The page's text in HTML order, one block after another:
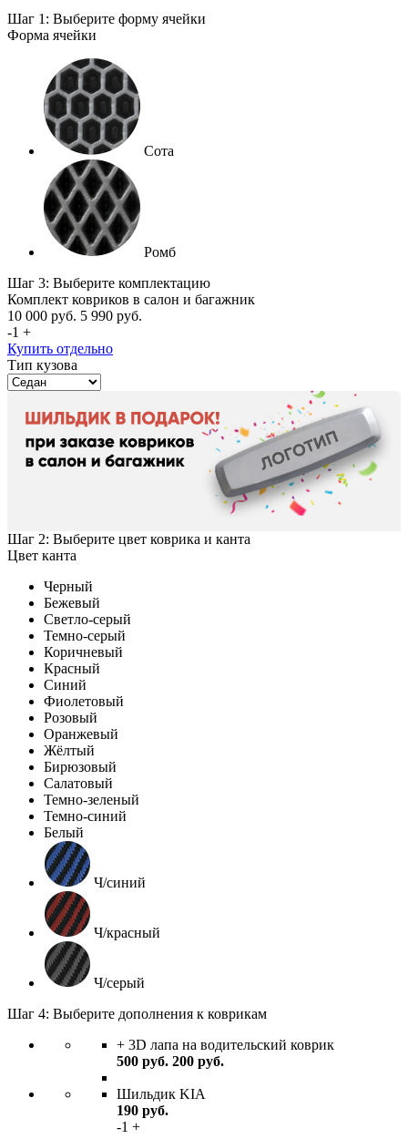
Шаг 1: Выберите форму ячейки
Форма ячейки
Сота
Ромб
Шаг 3: Выберите комплектацию
Комплект ковриков в салон и багажник
10 000 руб. 5 990 руб.
-1 +
Купить отдельно
Тип кузова
Шаг 2: Выберите цвет коврика и канта
Цвет канта
Черный
Бежевый
Светло-серый
Темно-серый
Коричневый
Красный
Синий
Фиолетовый
Розовый
Оранжевый
Жёлтый
Бирюзовый
Салатовый
Темно-зеленый
Темно-синий
Белый
Ч/синий
Ч/красный
Ч/серый
Шаг 4: Выберите дополнения к коврикам
+ 3D лапа на водительский коврик
500 руб. 200 руб.
Шильдик KIA
190 руб.
-1 +